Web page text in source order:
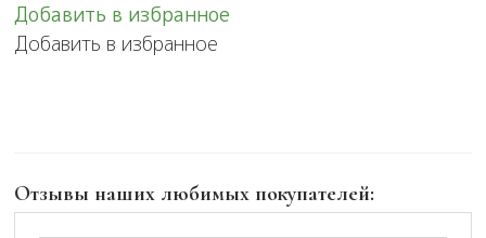
Добавить в избранное
Добавить в избранное
Отзывы наших любимых покупателей: